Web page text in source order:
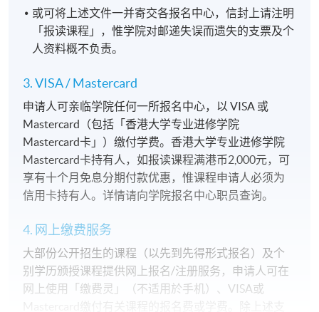
或可将上述文件一并寄交各报名中心，信封上请注明
「报读课程」，惟学院对邮递失误而遗失的支票及个
人资料概不负责。
3. VISA / Mastercard
申请人可亲临学院任何一所报名中心，以 VISA 或
Mastercard（包括「香港大学专业进修学院
Mastercard卡」）缴付学费。香港大学专业进修学院
Mastercard卡持有人，如报读课程满港币2,000元，可
享有十个月免息分期付款优惠，惟课程申请人必须为
信用卡持有人。详情请向学院报名中心职员查询。
4. 网上缴费服务
大部份公开招生的课程（以先到先得形式报名）及个
别学历颁授课程提供网上报名/注册服务，申请人可在
网上使用「缴费灵」（不适用於手机）、VISA或